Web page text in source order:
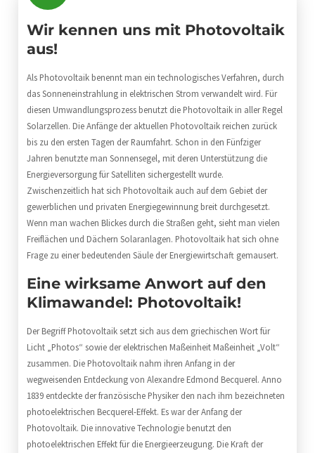
Wir kennen uns mit Photovoltaik
aus!
Als Photovoltaik benennt man ein technologisches Verfahren, durch
das Sonneneinstrahlung in elektrischen Strom verwandelt wird. Für
diesen Umwandlungsprozess benutzt die Photovoltaik in aller Regel
Solarzellen. Die Anfänge der aktuellen Photovoltaik reichen zurück
bis zu den ersten Tagen der Raumfahrt. Schon in den Fünfziger
Jahren benutzte man Sonnensegel, mit deren Unterstützung die
Energieversorgung für Satelliten sichergestellt wurde.
Zwischenzeitlich hat sich Photovoltaik auch auf dem Gebiet der
gewerblichen und privaten Energiegewinnung breit durchgesetzt.
Wenn man wachen Blickes durch die Straßen geht, sieht man vielen
Freiflächen und Dächern Solaranlagen. Photovoltaik hat sich ohne
Frage zu einer bedeutenden Säule der Energiewirtschaft gemausert.
Eine wirksame Anwort auf den
Klimawandel: Photovoltaik!
Der Begriff Photovoltaik setzt sich aus dem griechischen Wort für
Licht „Photos“ sowie der elektrischen Maßeinheit Maßeinheit „Volt“
zusammen. Die Photovoltaik nahm ihren Anfang in der
wegweisenden Entdeckung von Alexandre Edmond Becquerel. Anno
1839 entdeckte der französische Physiker den nach ihm bezeichneten
photoelektrischen Becquerel-Effekt. Es war der Anfang der
Photovoltaik. Die innovative Technologie benutzt den
photoelektrischen Effekt für die Energieerzeugung. Die Kraft der